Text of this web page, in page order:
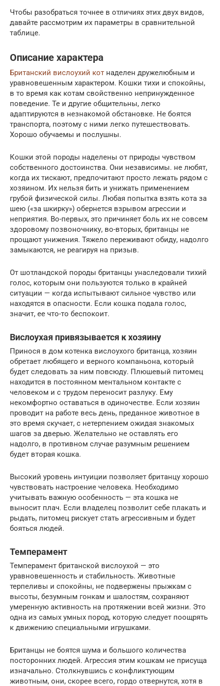
Чтобы разобраться точнее в отличиях этих двух видов,
давайте рассмотрим их параметры в сравнительной
таблице.
Описание характера
Британский вислоухий кот наделен дружелюбным и
уравновешенным характером. Кошки тихи и спокойны,
в то время как котам свойственно непринужденное
поведение. Те и другие общительны, легко
адаптируются в незнакомой обстановке. Не боятся
транспорта, поэтому с ними легко путешествовать.
Хорошо обучаемы и послушны.
Кошки этой породы наделены от природы чувством
собственного достоинства. Они независимы. не любят,
когда их тискают, предпочитают просто лежать рядом с
хозяином. Их нельзя бить и унижать применением
грубой физической силы. Любая попытка взять кота за
шею («за шкирку») обернется взрывом агрессии и
неприятия. Во-первых, это причиняет боль их не совсем
здоровому позвоночнику, во-вторых, британцы не
прощают унижения. Тяжело переживают обиду, надолго
замыкаются, не реагируя на призыв.
От шотландской породы британцы унаследовали тихий
голос, которым они пользуются только в крайней
ситуации — когда испытывают сильное чувство или
находятся в опасности. Если кошка подала голос,
значит, ее что-то беспокоит.
Вислоухая привязывается к хозяину
Принося в дом котенка вислоухого британца, хозяин
обретает любящего и верного компаньона, который
будет следовать за ним повсюду. Плюшевый питомец
находится в постоянном ментальном контакте с
человеком и с трудом переносит разлуку. Ему
некомфортно оставаться в одиночестве. Если хозяин
проводит на работе весь день, преданное животное в
это время скучает, с нетерпением ожидая знакомых
шагов за дверью. Желательно не оставлять его
надолго, в противном случае разумным решением
будет вторая кошка.
Высокий уровень интуиции позволяет британцу хорошо
чувствовать настроение человека. Необходимо
учитывать важную особенность — эта кошка не
выносит плач. Если владелец позволит себе плакать и
рыдать, питомец рискует стать агрессивным и будет
бояться людей.
Темперамент
Темперамент британской вислоухой — это
уравновешенность и стабильность. Животные
терпеливы и спокойны, не подвержены прыжкам с
высоты, безумным гонкам и шалостям, сохраняют
умеренную активность на протяжении всей жизни. Это
одна из самых умных пород, которую следует поощрять
к движению специальными игрушками.
Британцы не боятся шума и большого количества
посторонних людей. Агрессия этим кошкам не присуща
изначально. Столкнувшись с конфликтующим
животным, они, скорее всего, гордо отвернутся, хотя в